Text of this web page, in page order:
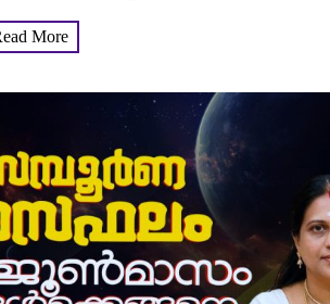
പുരോഗതി ദൃശ്യമാകും.
മേലുദ്യോഗസ്ഥരിൽ
നിന്നും...
More